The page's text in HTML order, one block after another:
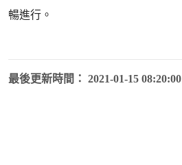
暢進行。
最後更新時間： 2021-01-15 08:20:00